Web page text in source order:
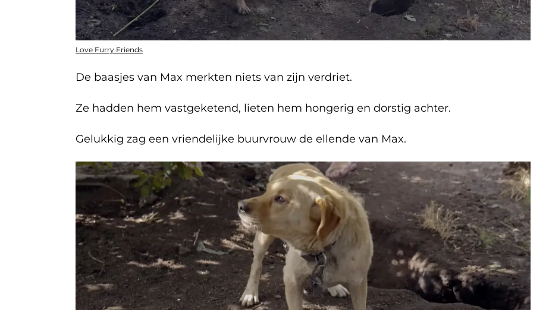
Love Furry Friends
De baasjes van Max merkten niets van zijn verdriet.
Ze hadden hem vastgeketend, lieten hem hongerig en dorstig achter.
Gelukkig zag een vriendelijke buurvrouw de ellende van Max.